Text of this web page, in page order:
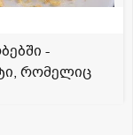
-
რომელიც